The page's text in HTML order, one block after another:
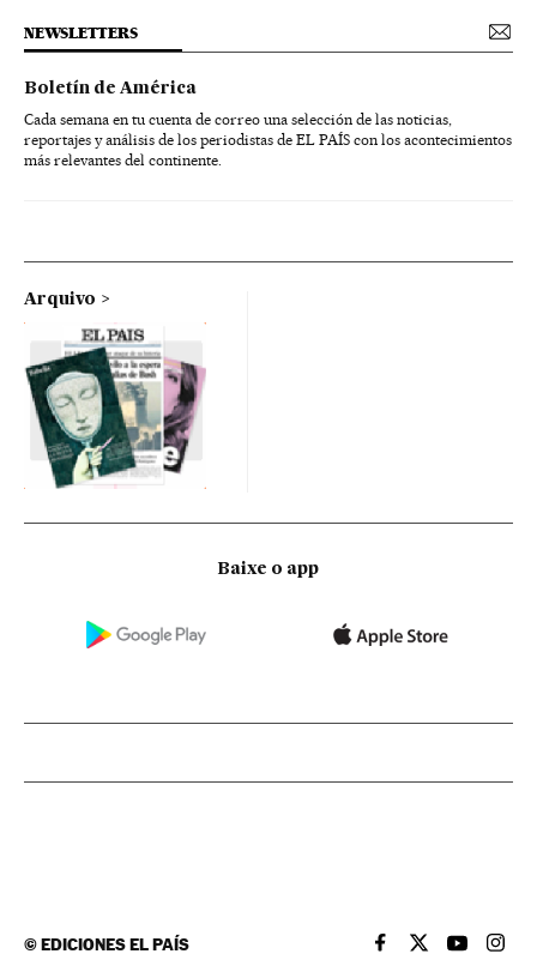
NEWSLETTERS
Boletín de América
Cada semana en tu cuenta de correo una selección de las noticias,
reportajes y análisis de los periodistas de EL PAÍS con los acontecimientos
más relevantes del continente.
Arquivo
Baixe o app
©EDICIONES EL PAÍS EL PAÍS BRASIL EN
EL PAÍSEL PAÍS
EL